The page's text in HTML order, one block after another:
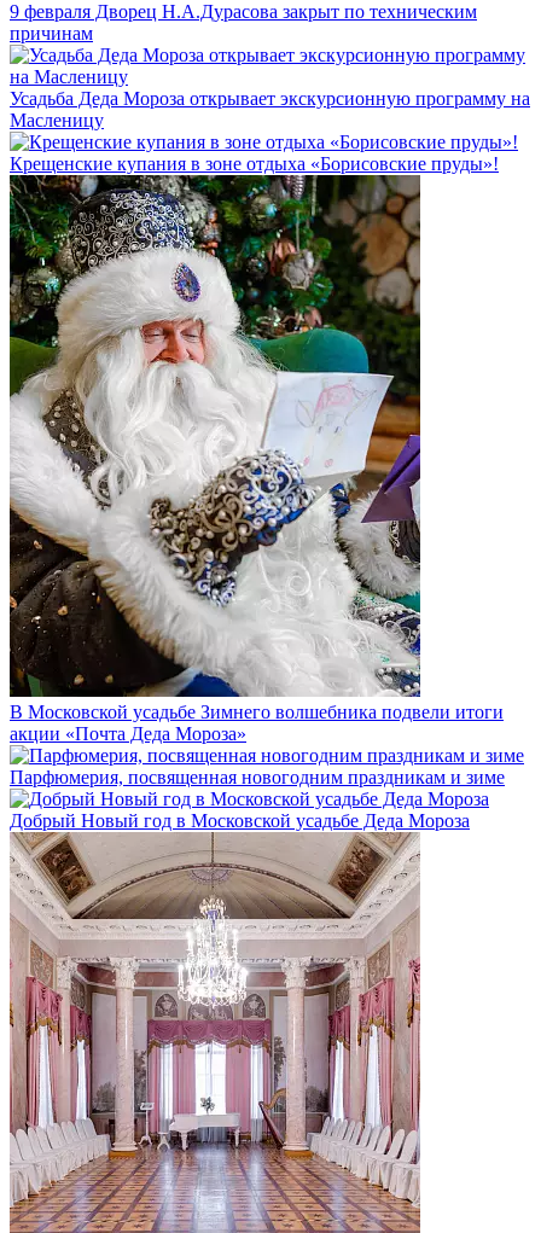
9 февраля Дворец Н.А.Дурасова закрыт по техническим
причинам
Усадьба Деда Мороза открывает экскурсионную программу на
Масленицу
Крещенские купания в зоне отдыха «Борисовские пруды»!
В Московской усадьбе Зимнего волшебника подвели итоги
акции «Почта Деда Мороза»
Парфюмерия, посвященная новогодним праздникам и зиме
Добрый Новый год в Московской усадьбе Деда Мороза